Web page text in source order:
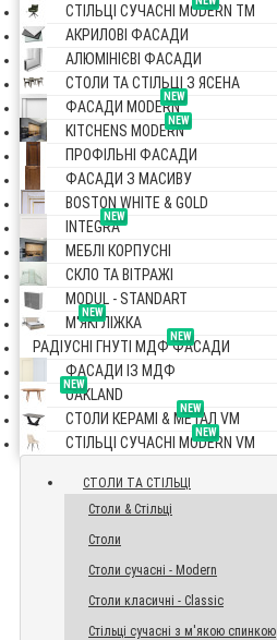
СТІЛЬЦІ СУЧАСНІ MODERN TM
АКРИЛОВІ ФАСАДИ
АЛЮМІНІЄВІ ФАСАДИ
СТОЛИ ТА СТІЛЬЦІ З ЯСЕНА
NEW
ФАСАДИ MODERN
NEW
KITCHENS MODERN
ПРОФІЛЬНІ ФАСАДИ
ФАСАДИ З МАСИВУ
BOSTON WHITE & GOLD
NEW
INTEGRA
МЕБЛІ КОРПУСНІ
СКЛО ТА ВІТРАЖІ
MODUL - STANDART
NEW
М'ЯКІ ЛІЖКА
NEW
РАДІУСНІ ГНУТІ МДФ ФАСАДИ
ФАСАДИ ІЗ МДФ
NEW
OAKLAND
NEW
СТОЛИ КЕРАМІ & МЕТАЛ VM
NEW
СТІЛЬЦІ СУЧАСНІ MODERN VM
СТОЛИ ТА СТІЛЬЦІ
Столи & Стільці
Столи
Столи сучасні - Modern
Столи класичні - Classic
Стільці сучасні з м'якою спинкою